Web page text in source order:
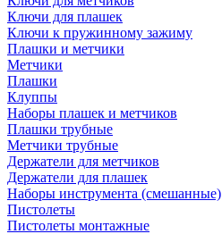
Ключи для плашек
Ключи к пружинному зажиму
Плашки и метчики
Метчики
Плашки
Клуппы
Наборы плашек и метчиков
Плашки трубные
Метчики трубные
Держатели для метчиков
Держатели для плашек
Наборы инструмента (смешанные)
Пистолеты
Пистолеты монтажные